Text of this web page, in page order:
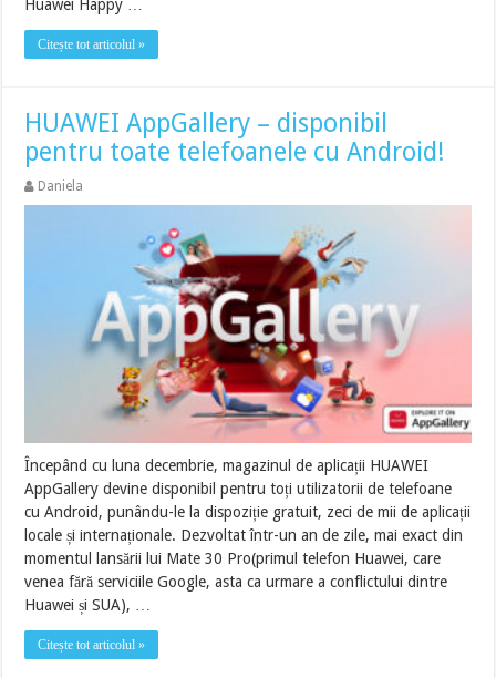
Huawei Happy …
Citește tot articolul »
HUAWEI AppGallery – disponibil
pentru toate telefoanele cu Android!
Daniela
Începând cu luna decembrie, magazinul de aplicații HUAWEI
AppGallery devine disponibil pentru toți utilizatorii de telefoane
cu Android, punându-le la dispoziție gratuit, zeci de mii de aplicații
locale și internaționale. Dezvoltat într-un an de zile, mai exact din
momentul lansării lui Mate 30 Pro(primul telefon Huawei, care
venea fără serviciile Google, asta ca urmare a conflictului dintre
Huawei și SUA), …
Citește tot articolul »